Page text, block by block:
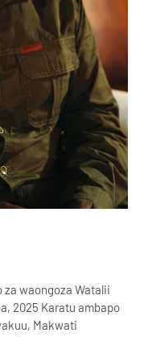
waongoza Watalii
2025 Karatu ambapo
Makwati